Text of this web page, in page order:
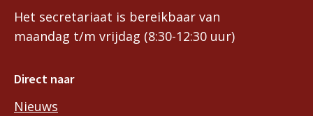
Het secretariaat is bereikbaar van
maandag t/m vrijdag (8:30-12:30 uur)
Direct naar
Nieuws